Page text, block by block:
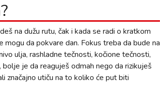
na dužu rutu, čak i kada se radi o kratkom
da pokvare dan. Fokus treba da bude na
ulja, rashladne tečnosti, kočione tečnosti,
je da reaguješ odmah nego da rizikuješ
značajno utiču na to koliko će put biti